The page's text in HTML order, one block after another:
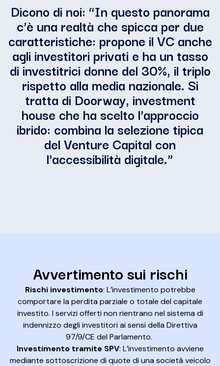
Dicono di noi: “In questo panorama
c’è una realtà che spicca per due
caratteristiche: propone il VC anche
agli investitori privati e ha un tasso
di investitrici donne del 30%, il triplo
rispetto alla media nazionale. Si
tratta di Doorway, investment
house che ha scelto l’approccio
ibrido: combina la selezione tipica
del Venture Capital con
l’accessibilità digitale.”
Avvertimento sui rischi
Rischi investimento: L’investimento potrebbe
comportare la perdita parziale o totale del capitale
investito. I servizi offerti non rientrano nel sistema di
indennizzo degli investitori ai sensi della Direttiva
97/9/CE del Parlamento.
Investimento tramite SPV: L’investimento avviene
mediante sottoscrizione di quote di una società veicolo